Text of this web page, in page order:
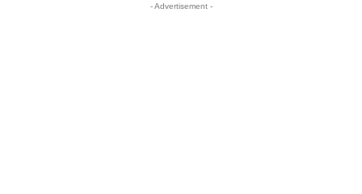
- Advertisement -